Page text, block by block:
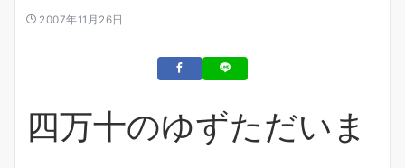
2007年11月26日
四万十のゆずただいま